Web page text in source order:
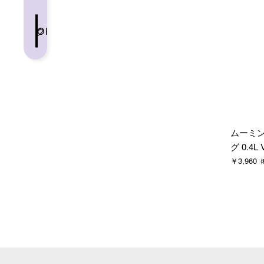
クリア
OK
ムーミ
グ 0.4L
￥3,960 (